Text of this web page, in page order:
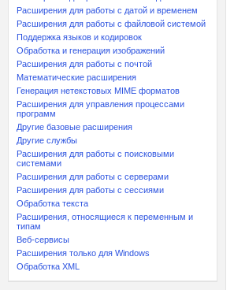
Расширения для работы с датой и временем
Расширения для работы с файловой системой
Поддержка языков и кодировок
Обработка и генерация изображений
Расширения для работы с почтой
Математические расширения
Генерация нетекстовых MIME форматов
Расширения для управления процессами
программ
Другие базовые расширения
Другие службы
Расширения для работы с поисковыми
системами
Расширения для работы с серверами
Расширения для работы с сессиями
Обработка текста
Расширения, относящиеся к переменным и
типам
Веб-сервисы
Расширения только для Windows
Обработка XML